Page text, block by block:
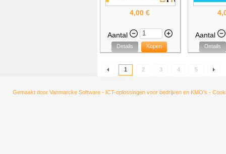
4,00 €
Aantal
Details Kopen
Aantal
Details
1 2 3 4 5
Gemaakt door Vanmarcke Software - ICT-oplossingen voor bedrijven en KMO's -